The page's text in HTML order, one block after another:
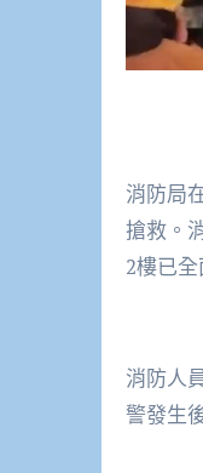
消防局
搶救。
2樓已
消防人
警發生